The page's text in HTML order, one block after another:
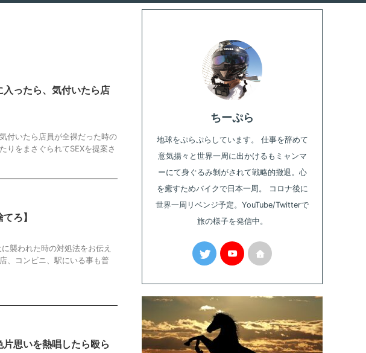
入ったら、気付いたら店
付いたら店員が全裸だった時の
りをまさぐられてSEXを提案さ
ろ】
襲われた時の対処法をお伝え
、コンビニ、駅にいる事も普
片思いを熱唱したら殴ら
ちーぷら
地球をぷらぷらしています。 仕事を辞めて
意気揚々と世界一周に出かけるもミャンマ
ーにて身ぐるみ剝がされて戦略的撤退。心
を癒すためバイクで日本一周。 コロナ後に
世界一周リベンジ予定。YouTube/Twitterで
旅の様子を発信中。